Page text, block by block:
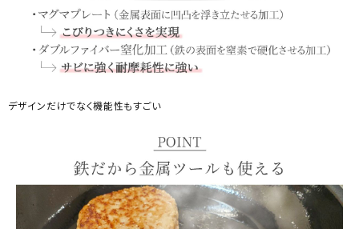
デザインだけでなく機能性もすごい